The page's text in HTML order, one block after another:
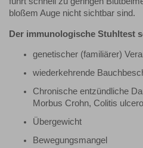
bloßem Auge nicht sichtbar sind.
Der immunologische Stuhltest
genetischer (familiärer)
wiederkehrende
Chronische entzündliche
Morbus Crohn, Colitis
Übergewicht
Bewegungsmangel